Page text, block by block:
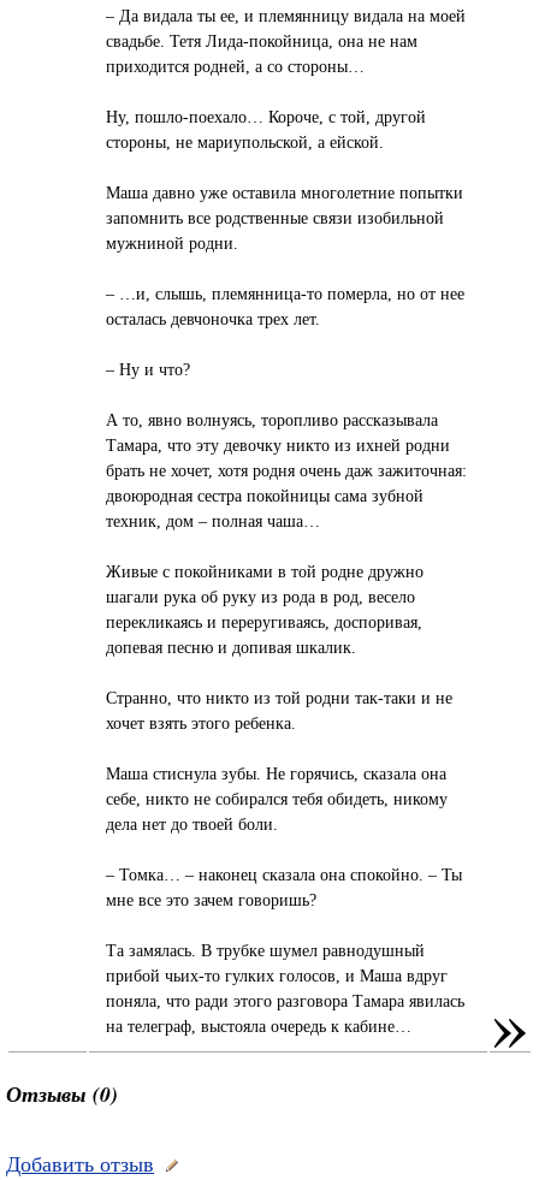
– Да видала ты ее, и племянницу видала на моей
свадьбе. Тетя Лида-покойница, она не нам
приходится родней, а со стороны…
Ну, пошло-поехало… Короче, с той, другой
стороны, не мариупольской, а ейской.
Маша давно уже оставила многолетние попытки
запомнить все родственные связи изобильной
мужниной родни.
– …и, слышь, племянница-то померла, но от нее
осталась девчоночка трех лет.
– Ну и что?
А то, явно волнуясь, торопливо рассказывала
Тамара, что эту девочку никто из ихней родни
брать не хочет, хотя родня очень даж зажиточная:
двоюродная сестра покойницы сама зубной
техник, дом – полная чаша…
Живые с покойниками в той родне дружно
шагали рука об руку из рода в род, весело
перекликаясь и переругиваясь, доспоривая,
допевая песню и допивая шкалик.
Странно, что никто из той родни так-таки и не
хочет взять этого ребенка.
Маша стиснула зубы. Не горячись, сказала она
себе, никто не собирался тебя обидеть, никому
дела нет до твоей боли.
– Томка… – наконец сказала она спокойно. – Ты
мне все это зачем говоришь?
Та замялась. В трубке шумел равнодушный
прибой чьих-то гулких голосов, и Маша вдруг
поняла, что ради этого разговора Тамара явилась
на телеграф, выстояла очередь к кабине…
»
Отзывы (0)
Добавить отзыв